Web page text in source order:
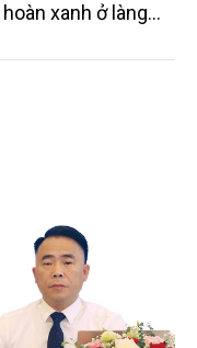
xanh ở làng
trường trong nước